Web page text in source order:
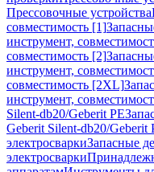
Прессовочные устройства
совместимость [1]
инструмент,
совместимость [2]
инструмент,
совместимость [2XL]
инструмент,
Silent-db20/Geberit PE
Geberit Silent-db20/Geberit
электросваркиЗапасные
электросварки